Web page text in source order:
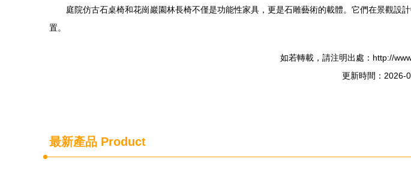
庭院仿古石桌椅和花崗巖園林長椅不僅是功能性家具，更是石雕藝術的載體。它們在景觀
置。
如若轉載，請注明出處：http://
更新時間：2026-
最新產品 Product